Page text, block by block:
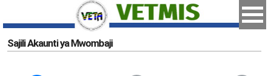
Sajili Akaunti ya Mwombaji